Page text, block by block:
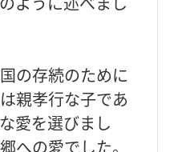
の存続のために
親孝行な子であ
愛を選びまし
への愛でした。